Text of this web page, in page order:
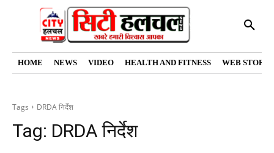
HOME NEWS VIDEO HEALTH AND FITNESS WEB
Tags DRDA निर्देश
Tag: DRDA निर्देश